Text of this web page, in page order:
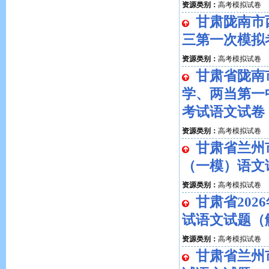
资源类别： 高考模拟试卷
甘肃陇南市
三第一次模
资源类别： 高考模拟试卷
甘肃省陇
学、两当第一
考试语文试
资源类别： 高考模拟试卷
甘肃省兰州
（一模）语
资源类别： 高考模拟试卷
甘肃省
试语文试题（
资源类别： 高考模拟试卷
甘肃省兰州